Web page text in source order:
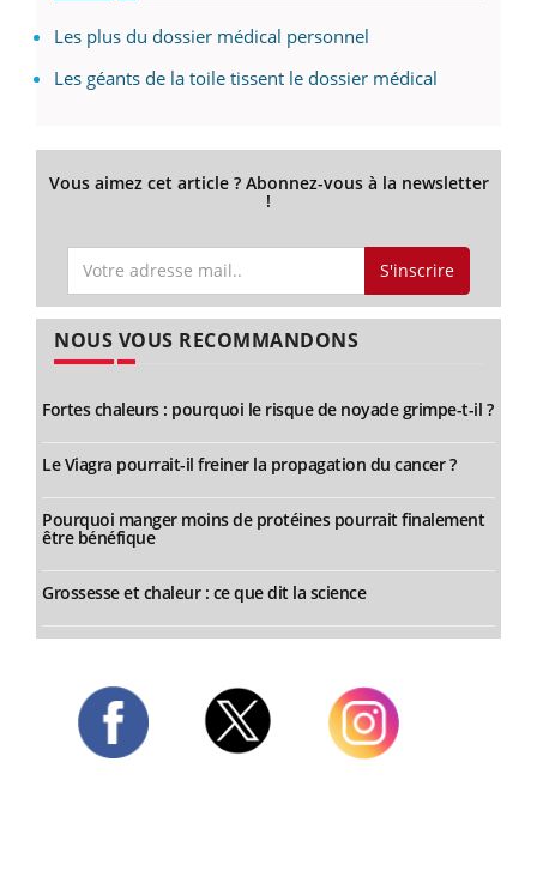
Les plus du dossier médical personnel
Les géants de la toile tissent le dossier médical
Vous aimez cet article ? Abonnez-vous à la newsletter
!
S'inscrire
NOUS VOUS RECOMMANDONS
Fortes chaleurs : pourquoi le risque de noyade grimpe-t-il ?
Le Viagra pourrait-il freiner la propagation du cancer ?
Pourquoi manger moins de protéines pourrait finalement
être bénéfique
Grossesse et chaleur : ce que dit la science